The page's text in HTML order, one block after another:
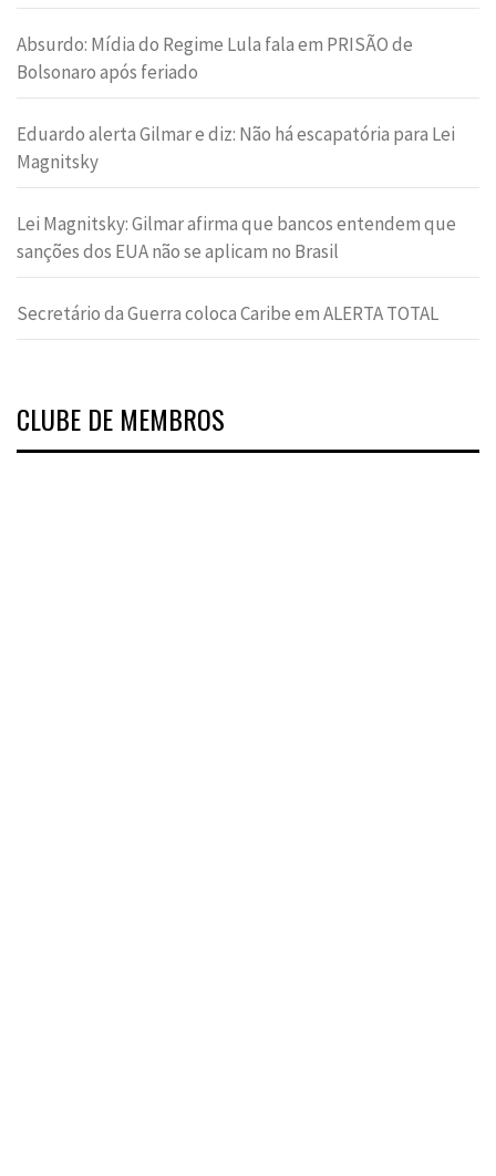
Absurdo: Mídia do Regime Lula fala em PRISÃO de
Bolsonaro após feriado
Eduardo alerta Gilmar e diz: Não há escapatória para Lei
Magnitsky
Lei Magnitsky: Gilmar afirma que bancos entendem que
sanções dos EUA não se aplicam no Brasil
Secretário da Guerra coloca Caribe em ALERTA TOTAL
CLUBE DE MEMBROS